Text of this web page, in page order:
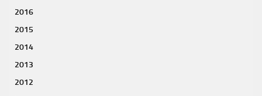
2016
2015
2014
2013
2012